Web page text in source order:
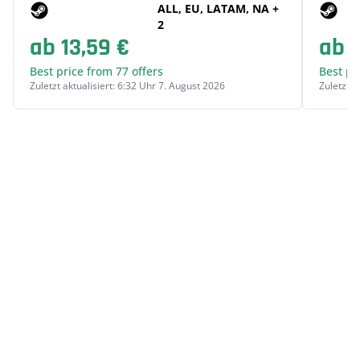
ALL, EU, LATAM, NA +
2
ab 13,59 €
Best price from 77 offers
Zuletzt aktualisiert: 6:32 Uhr 7. August 2026
ab
Best
Zuletzt